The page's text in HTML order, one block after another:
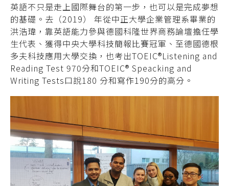
英語不只是走上國際舞台的第一步，也可以是完成夢想
的基礎。去（2019） 年從中正大學企業管理系畢業的
洪浩瑋，靠英語能力參與德國科隆世界商務論壇擔任學
生代表、獲得中央大學科技簡報比賽冠軍、至德國德根
多夫科技應用大學交換，也考出TOEIC®Listening and
Reading Test 970分和TOEIC® Speacking and
Writing Tests口說180 分和寫作190分的高分。